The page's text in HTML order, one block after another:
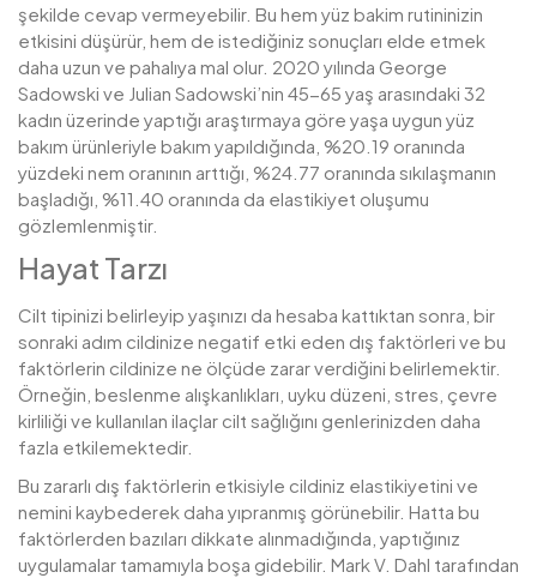
şekilde cevap vermeyebilir. Bu hem yüz bakim rutininizin
etkisini düşürür, hem de istediğiniz sonuçları elde etmek
daha uzun ve pahalıya mal olur. 2020 yılında George
Sadowski ve Julian Sadowski’nin 45-65 yaş arasındaki 32
kadın üzerinde yaptığı araştırmaya göre yaşa uygun yüz
bakım ürünleriyle bakım yapıldığında, %20.19 oranında
yüzdeki nem oranının arttığı, %24.77 oranında sıkılaşmanın
başladığı, %11.40 oranında da elastikiyet oluşumu
gözlemlenmiştir.
Hayat Tarzı
Cilt tipinizi belirleyip yaşınızı da hesaba kattıktan sonra, bir
sonraki adım cildinize negatif etki eden dış faktörleri ve bu
faktörlerin cildinize ne ölçüde zarar verdiğini belirlemektir.
Örneğin, beslenme alışkanlıkları, uyku düzeni, stres, çevre
kirliliği ve kullanılan ilaçlar cilt sağlığını genlerinizden daha
fazla etkilemektedir.
Bu zararlı dış faktörlerin etkisiyle cildiniz elastikiyetini ve
nemini kaybederek daha yıpranmış görünebilir. Hatta bu
faktörlerden bazıları dikkate alınmadığında, yaptığınız
uygulamalar tamamıyla boşa gidebilir. Mark V. Dahl tarafından